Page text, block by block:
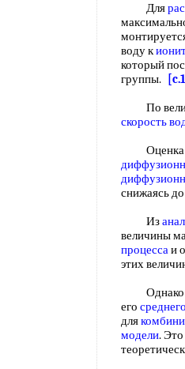
Для
воду к
который
группы.
По
скорость
Оценка
снижаясь
Из
величины
процессаи
этих
Однако
его
для
модели.